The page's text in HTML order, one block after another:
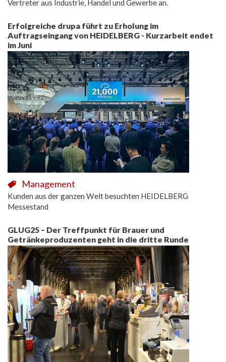
Vertreter aus Industrie, Handel und Gewerbe an.
Erfolgreiche drupa führt zu Erholung im
Auftragseingang von HEIDELBERG - Kurzarbeit endet
im Juni
Management
Kunden aus der ganzen Welt besuchten HEIDELBERG
Messestand
GLUG25 – Der Treffpunkt für Brauer und
Getränkeproduzenten geht in die dritte Runde